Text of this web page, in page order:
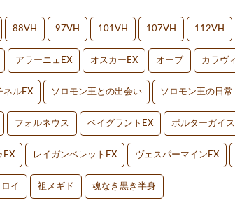
88VH 97VH 101VH 107VH 112VH
アラーニェEX オスカーEX オーブ カラヴ
ネルEX ソロモン王との出会い ソロモン王の日常
フォルネウス ベイグラントEX ポルターガイ
EX レイガンベレットEX ヴェスパーマインEX
イ 祖メギド 魂なき黒き半身